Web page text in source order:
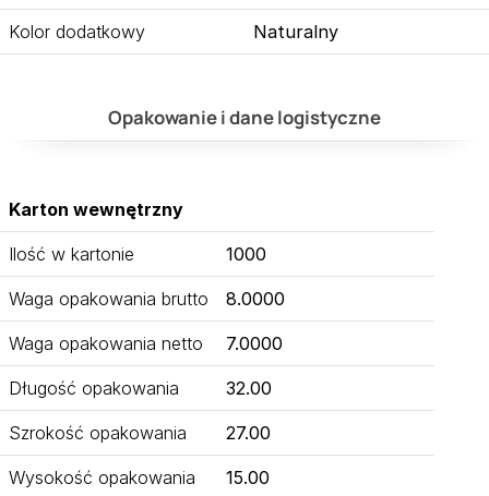
Kolor dodatkowy Naturalny
Opakowanie i dane logistyczne
Karton wewnętrzny
Ilość w kartonie 1000
Waga opakowania brutto 8.0000
Waga opakowania netto 7.0000
Długość opakowania 32.00
Szrokość opakowania 27.00
Wysokość opakowania 15.00